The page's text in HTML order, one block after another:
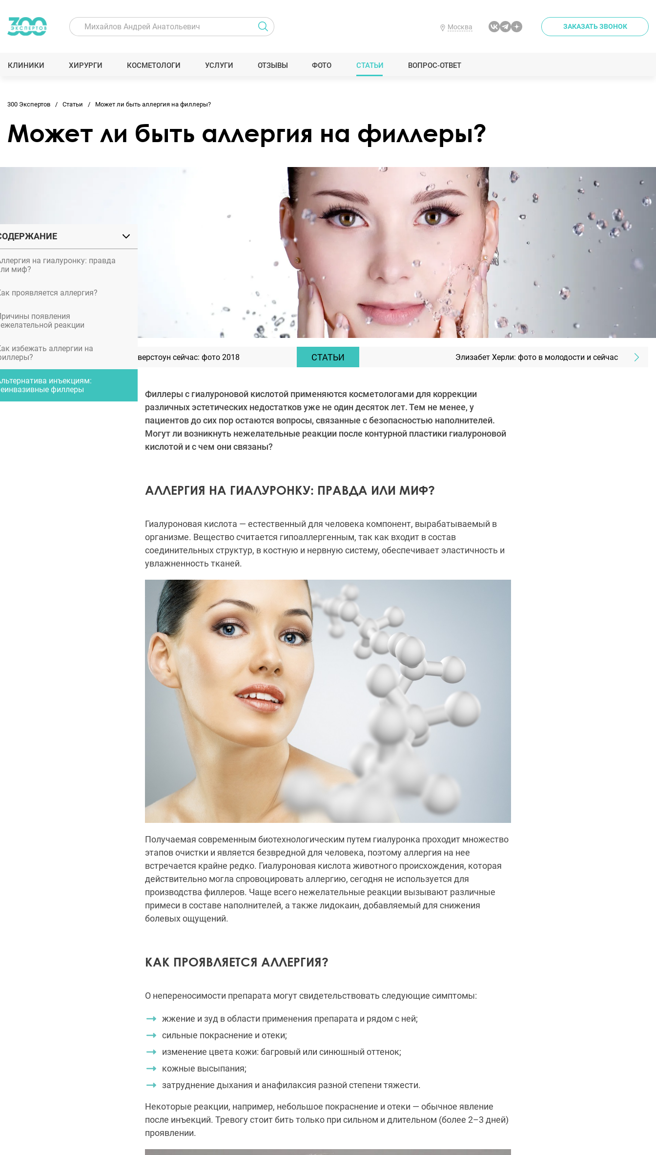
Москва ЗАКАЗАТЬ ЗВОНОК
КЛИНИКИ ХИРУРГИ КОСМЕТОЛОГИ УСЛУГИ ОТЗЫВЫ ФОТО СТАТЬИ ВОПРОС-ОТВЕТ
на гиалуронку: правда
миф?
проявляется аллергия?
появления
реакции
избежать аллергии на
инъекциям:
филлеры
300 Экспертов Статьи Может ли быть аллергия на филлеры?
Может ли быть аллергия на филлеры?
Как выглядит Алисия Сильверстоун сейчас: фото 2018 СТАТЬИ Элизабет Херли: фото в молодости и сейчас
Филлеры с гиалуроновой кислотой применяются косметологами для коррекции
различных эстетических недостатков уже не один десяток лет. Тем не менее, у
пациентов до сих пор остаются вопросы, связанные с безопасностью наполнителей.
Могут ли возникнуть нежелательные реакции после контурной пластики гиалуроновой
кислотой и с чем они связаны?
АЛЛЕРГИЯ НА ГИАЛУРОНКУ: ПРАВДА ИЛИ МИФ?
Гиалуроновая кислота — естественный для человека компонент, вырабатываемый в
организме. Вещество считается гипоаллергенным, так как входит в состав
соединительных структур, в костную и нервную систему, обеспечивает эластичность и
увлажненность тканей.
Получаемая современным биотехнологическим путем гиалуронка проходит множество
этапов очистки и является безвредной для человека, поэтому аллергия на нее
встречается крайне редко. Гиалуроновая кислота животного происхождения, которая
действительно могла спровоцировать аллергию, сегодня не используется для
производства филлеров. Чаще всего нежелательные реакции вызывают различные
примеси в составе наполнителей, а также лидокаин, добавляемый для снижения
болевых ощущений.
КАК ПРОЯВЛЯЕТСЯ АЛЛЕРГИЯ?
О непереносимости препарата могут свидетельствовать следующие симптомы:
жжение и зуд в области применения препарата и рядом с ней;
сильные покраснение и отеки;
изменение цвета кожи: багровый или синюшный оттенок;
кожные высыпания;
затруднение дыхания и анафилаксия разной степени тяжести.
Некоторые реакции, например, небольшое покраснение и отеки — обычное явление
после инъекций. Тревогу стоит бить только при сильном и длительном (более 2–3 дней)
проявлении.